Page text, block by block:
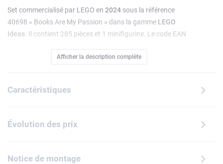
Set commercialisé par LEGO en 2024 sous la référence
40698 « Books Are My Passion » dans la gamme LEGO
Ideas . Il contient 285 pièces et 1 minifigurine. Le code EAN
Afficher la description complète
Caractéristiques
Évolution des prix
Notice de montage